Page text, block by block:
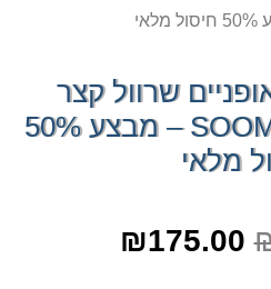
שרוול קצר
גברים SOOMOM PRO – מבצע 50%
מלאי
₪175.00